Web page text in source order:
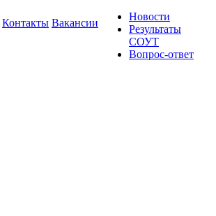
Контакты Вакансии
Новости
Результаты
СОУТ
Вопрос-ответ